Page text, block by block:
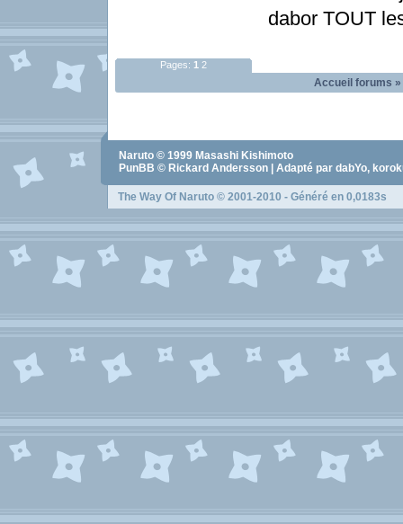
dabor TOUT
Pages: 1 2
Accueil forums »
Naruto © 1999 Masashi Kishimoto
PunBB © Rickard Andersson | Adapté par dabYo,
The Way Of Naruto © 2001-2010 - Généré en 0,0183s